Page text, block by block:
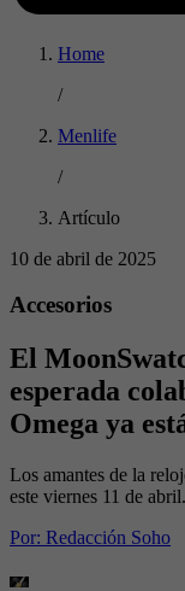
Home
/
Menlife
/
Artículo
10 de abril de 2025
Accesorios
El
esperada
Omega ya
Los amantes de la
este viernes 11 de abril.
Por: Redacción Soho